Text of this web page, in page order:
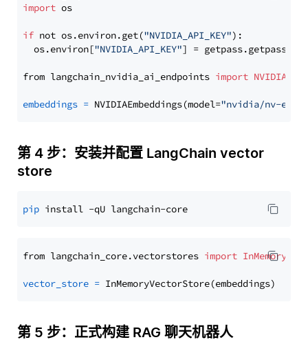
import os
if not os.environ.get("NVIDIA_API_KEY"):
  os.environ[
"NVIDIA_API_KEY"] = getpass.getpass(
from langchain_nvidia_ai_endpoints import
embeddings = NVIDIAEmbeddings(model="nvidia/nv-
第 4 步：安装并配置 LangChain vector
store
pip
from langchain_core.vectorstores import
vector_store =
第 5 步：正式构建 RAG 聊天机器人